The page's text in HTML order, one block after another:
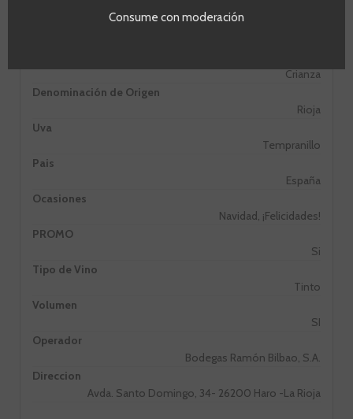
Crianza
Denominación de Origen
Rioja
Uva
Tempranillo
Pais
España
Ocasiones
Navidad, ¡Felicidades!
PROMO
Si
Tipo de Vino
Tinto
Volumen
SI
Operador
Bodegas Ramón Bilbao, S.A.
Direccion
Avda. Santo Domingo, 34- 26200 Haro -La Rioja
Consume con moderación